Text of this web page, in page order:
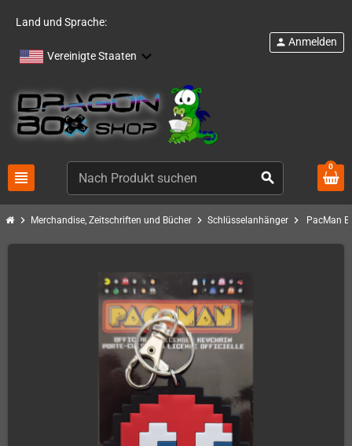
Land und Sprache:
Vereinigte Staaten
view_headline search
person Anmelden
0
chevron_right Merchandise, Zeitschriften und Bücher chevron_right Schlüsselanhänger chevron_right PacMan